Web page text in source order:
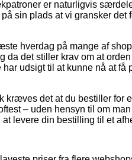
er naturligvis
sin plads at vi gransker det
hverdag på mange af
da det stiller krav om at
udsigt til at kunne nå at få
det at du bestiller for
– uden hensyn til om
levere din bestilling til et